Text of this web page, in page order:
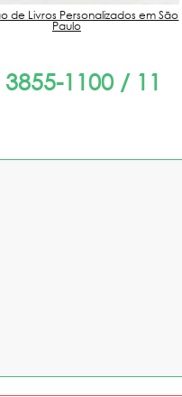
de Livros Personalizados em São
Paulo
1100 / 11